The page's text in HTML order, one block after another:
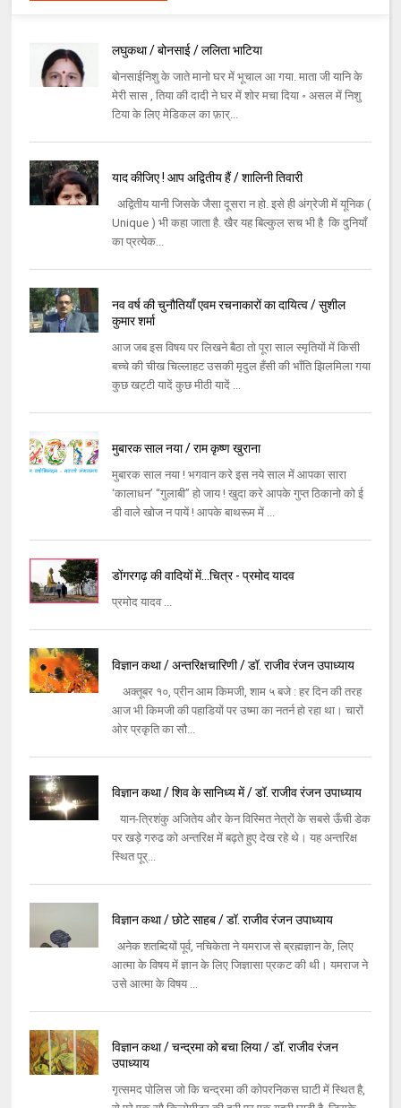
लघुकथा / बोनसाई / ललिता भाटिया
बोनसाईनिशु के जाते मानो घर में भूचाल आ गया. माता जी यानि के
मेरी सास , तिया की दादी ने घर में शोर मचा दिया ॰ असल में निशु
टिया के लिए मेडिकल का फ़ार्...
याद कीजिए ! आप अद्वितीय हैं / शालिनी तिवारी
अद्वितीय यानी जिसके जैसा दूसरा न हो. इसे ही अंग्रेजी में यूनिक (
Unique ) भी कहा जाता है. खैर यह बिल्कुल सच भी है कि दुनियाँ
का प्रत्येक...
नव वर्ष की चुनौतियाँ एवम रचनाकारों का दायित्व / सुशील
कुमार शर्मा
आज जब इस विषय पर लिखने बैठा तो पूरा साल स्मृतियों में किसी
बच्चे की चीख चिल्लाहट उसकी मृदुल हँसी की भाँति झिलमिला गया
कुछ खट्टी यादें कुछ मीठी यादें ...
मुबारक साल नया / राम कृष्ण खुराना
मुबारक साल नया ! भगवान करे इस नये साल में आपका सारा
‘कालाधन’ “गुलाबी” हो जाय ! खुदा करे आपके गुप्त ठिकानो को ई
डी वाले खोज न पायें ! आपके बाथरूम में ...
डोंगरगढ़ की वादियों में...चित्र - प्रमोद यादव
प्रमोद यादव ...
विज्ञान कथा / अन्तरिक्षचारिणी / डॉ. राजीव रंजन उपाध्याय
अक्तूबर १०, प्रीन आम किमजी, शाम ५ बजे : हर दिन की तरह
आज भी किमजी की पहाडियों पर उष्मा का नतर्न हो रहा था। चारों
ओर प्रकृति का सौ...
विज्ञान कथा / शिव के सानिध्य में / डॉ. राजीव रंजन उपाध्याय
यान-त्रिशंकु अजितेय और केन विस्मित नेत्रों के सबसे ऊँची डेक
पर खड़े गरुढ को अन्तरिक्ष में बढ़ते हुए देख रहे थे। यह अन्तरिक्ष
स्थित पूर्...
विज्ञान कथा / छोटे साहब / डॉ. राजीव रंजन उपाध्याय
अनेक शतब्दियों पूर्व, नचिकेता ने यमराज से ब्रह्मज्ञान के, लिए
आत्मा के विषय में ज्ञान के लिए जिज्ञासा प्रकट की थी। यमराज ने
उसे आत्मा के विषय ...
विज्ञान कथा / चन्द्रमा को बचा लिया / डॉ. राजीव रंजन
उपाध्याय
गृत्समद पोलिस जो कि चन्द्रमा की कोपरनिकस घाटी में स्थित है,